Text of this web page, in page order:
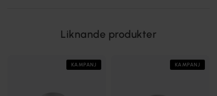
Liknande produkter
KAMPANJ KAMPANJ